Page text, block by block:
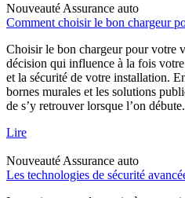
Nouveauté Assurance auto
Comment choisir le bon chargeur
Choisir le bon chargeur pour votre
décision qui influence à la fois
et la sécurité de votre installation.
bornes murales et les solutions
de s’y retrouver lorsque l’on débute.
Lire
Nouveauté Assurance auto
Les technologies de sécurité